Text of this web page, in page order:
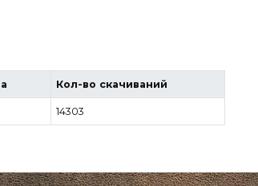
Кол-во скачиваний
14303